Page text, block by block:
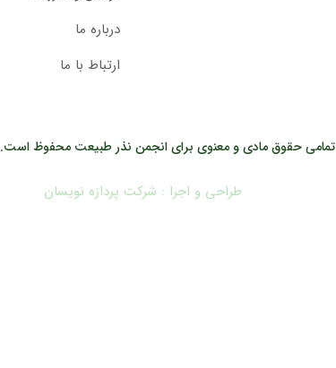
درباره ما
ارتباط با ما
تمامی حقوق مادی و معنوی برای انجمن نذر طبیعت محفوظ است.
طراحی و اجرا : شرکت پردازه نویسان